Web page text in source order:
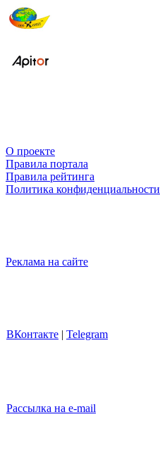
О проекте
Правила портала
Правила рейтинга
Политика конфиденциальности
Реклама на сайте
ВКонтакте | Telegram
Рассылка на e-mail